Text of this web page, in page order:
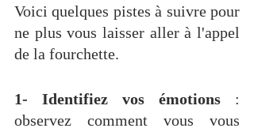
Voici quelques pistes à suivre pour
ne plus vous laisser aller à l'appel
de la fourchette.
1- Identifiez vos émotions
observez comment vous vous